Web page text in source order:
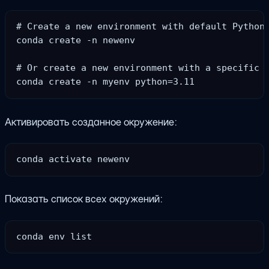
# Create a new environment with default
conda create -n newenv
# Or create a new environment with a specific
Активировать созданное окружение:
Показать список всех окружений: